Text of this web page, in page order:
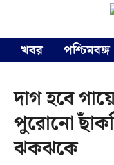
content
খবর
পশ্চিমবঙ্গ
দাগ হবে
পুরোনো
ঝকঝকে